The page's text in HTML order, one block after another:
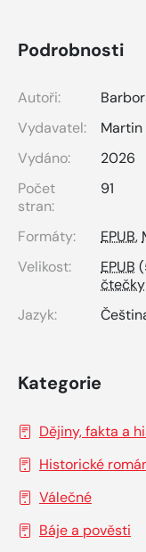
Podrobnosti
Autoři:
Vydavatel:
Vydáno:
2026
Počet
stran:
91
Formáty: EPUB,
Velikost:
EPUB
čtečky
Jazyk:
Kategorie
Dějiny, fakta a
Historické
Válečné
Báje a pověsti